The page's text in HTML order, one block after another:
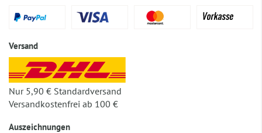
Versand
Nur 5,90 € Standardversand
Versandkostenfrei ab 100 €
Auszeichnungen